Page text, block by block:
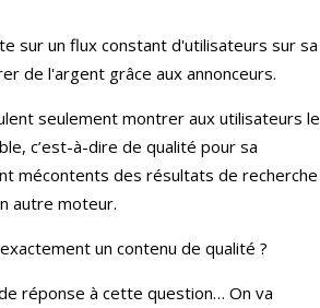
sur un flux constant d'utilisateurs sur sa
de l'argent grâce aux annonceurs.
seulement montrer aux utilisateurs le
c’est-à-dire de qualité pour sa
mécontents des résultats de recherche
autre moteur.
un contenu de qualité ?
réponse à cette question… On va